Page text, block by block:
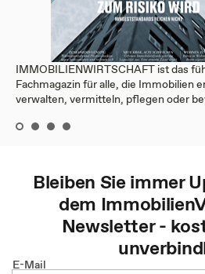
IMMOBILIENWIRTSCHAFT ist das
Fachmagazin für alle, die Immobilien
verwalten, vermitteln, pflegen oder
Bleiben Sie immer
dem
Newsletter -
E-Mail